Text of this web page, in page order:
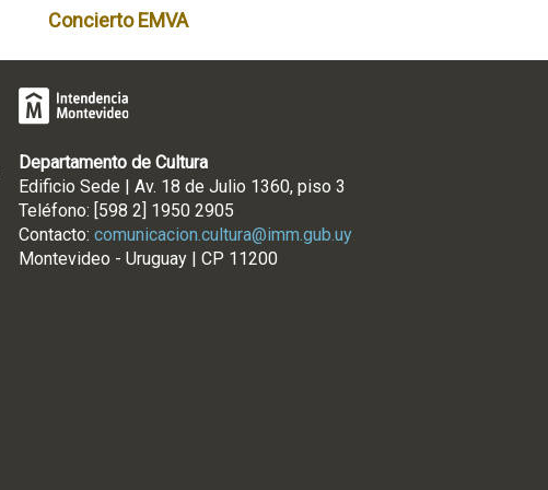
Concierto EMVA
Departamento de Cultura
Edificio Sede | Av. 18 de Julio 1360, piso 3
Teléfono: [598 2] 1950 2905
Contacto: comunicacion.cultura@imm.gub.uy
Montevideo - Uruguay | CP 11200